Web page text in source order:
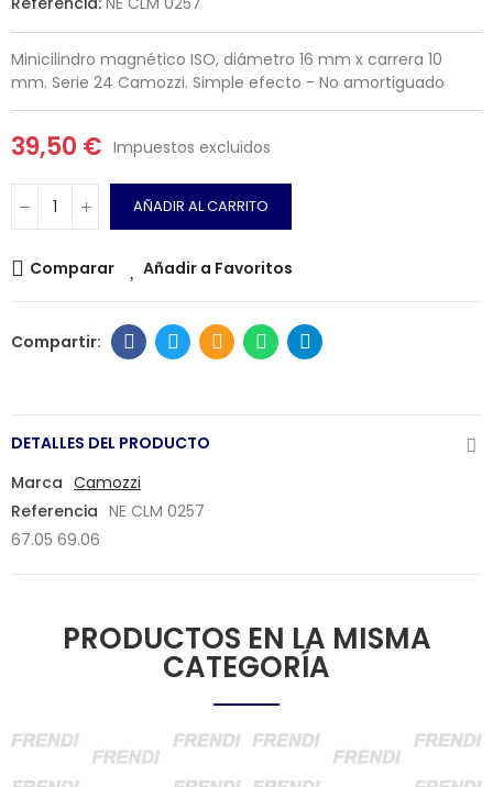
Minicilindro magnético ISO, diámetro 16 mm x carrera 10
mm. Serie 24 Camozzi. Simple efecto - No amortiguado
39,50 € Impuestos excluidos
AÑADIR AL CARRITO
Comparar Añadir a Favoritos
DETALLES DEL PRODUCTO
Marca Camozzi
Referencia NE CLM 0257
67.05 69.06
PRODUCTOS EN LA MISMA
CATEGORÍA